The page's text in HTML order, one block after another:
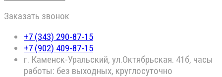
Заказать звонок
+7 (343) 290-87-15
+7 (902) 409-87-15
г. Каменск-Уральский, ул.Октябрьская. 41б, часы
работы: без выходных, круглосуточно